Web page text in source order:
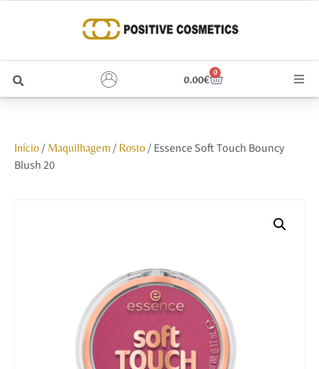
0.00€
0
Unhas
Início/ Maquilhagem/ Rosto/ Essence Soft Touch Bouncy
Blush 20